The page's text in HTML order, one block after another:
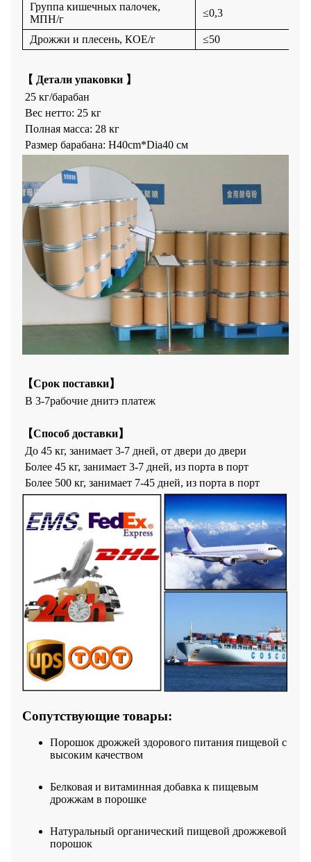
Группа кишечных палочек,
МПН/г
≤0,3
Дрожжи и плесень, КОЕ/г ≤50
【 Детали упаковки 】
25 кг/барабан
Вес нетто: 25 кг
Полная масса: 28 кг
Размер барабана: H40cm*Dia40 см
【Срок поставки】
В 3-7рабочие днитэ платеж
【Способ доставки】
До 45 кг, занимает 3-7 дней, от двери до двери
Более 45 кг, занимает 3-7 дней, из порта в порт
Более 500 кг, занимает 7-45 дней, из порта в порт
Сопутствующие товары:
Порошок дрожжей здорового питания пищевой с
высоким качеством
Белковая и витаминная добавка к пищевым
дрожжам в порошке
Натуральный органический пищевой дрожжевой
порошок